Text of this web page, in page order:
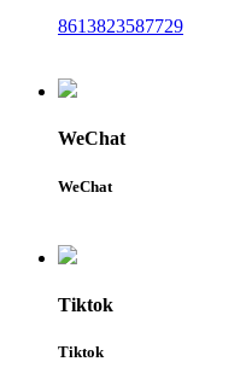
8613823587729
WeChat
WeChat
Tiktok
Tiktok